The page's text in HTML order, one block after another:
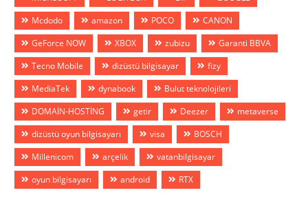
Mcdodo
amazon POCO
CANON
GeForce NOW
XBOX zubizu
Garanti BBVA
Tecno Mobile
dizüstü bilgisayar
fizy
MediaTek
dynabook
Bulut teknolojileri
DOMAİN-HOSTİNG
getir Deezer
metaverse
dizüstü oyun bilgisayarı
visa
BOSCH
Millenicom
arçelik
vatanbilgisayar
oyun bilgisayarı
android RTX